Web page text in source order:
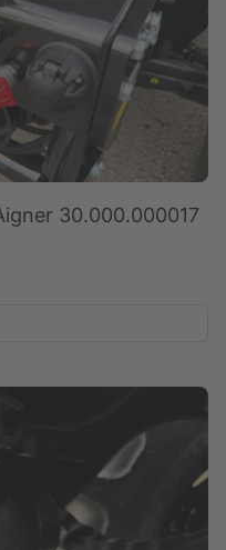
30.000.000017